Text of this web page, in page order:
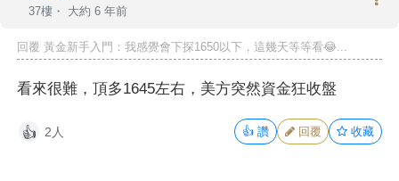
37樓・ 大約 6 年前
回覆 黃金新手入門：我感覺會下探1650以下，這幾天等等看😂...
看來很難，頂多1645左右，美方突然資金狂收盤
👍 2人 👍 讚 回覆 收藏